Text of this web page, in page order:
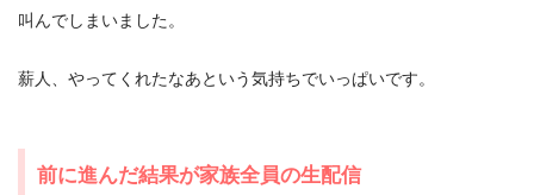
叫んでしまいました。
薪人、やってくれたなあという気持ちでいっぱいです。
前に進んだ結果が家族全員の生配信